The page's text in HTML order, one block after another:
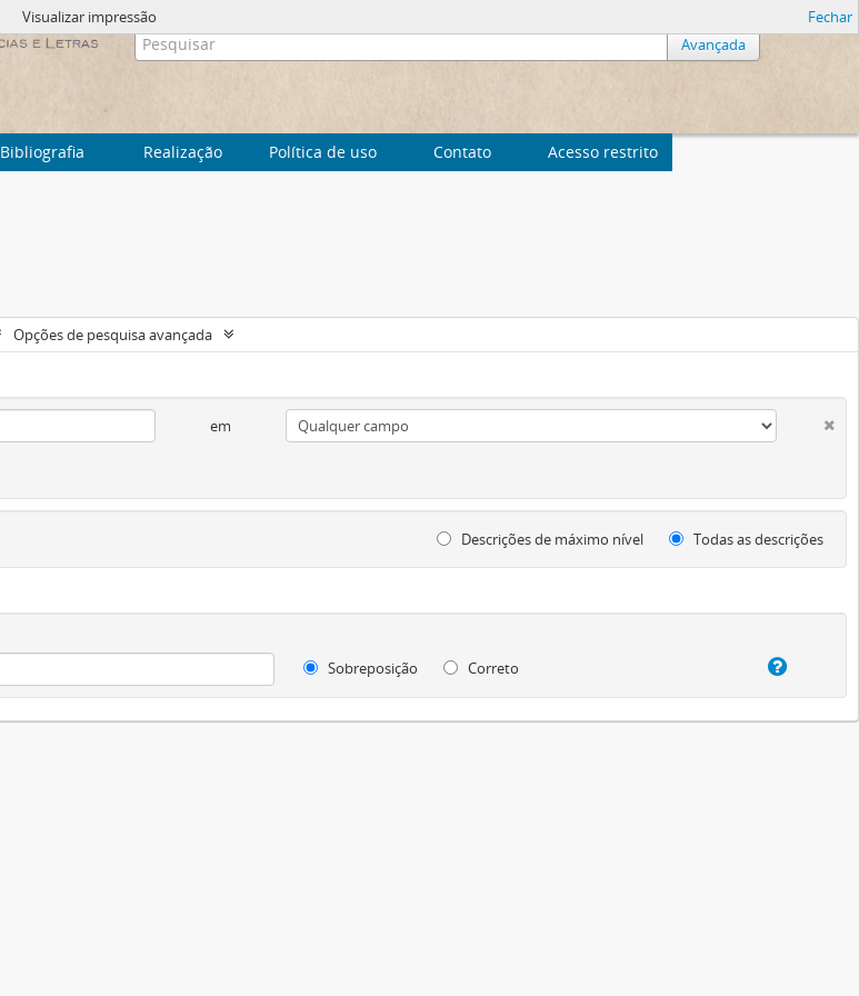
Avançada
Bibliografia Realização Política de uso Contato Acesso restrito
Visualizar impressão Fechar
Opções de pesquisa avançada
em
Descrições de máximo nível Todas as descrições
Sobreposição
Correto